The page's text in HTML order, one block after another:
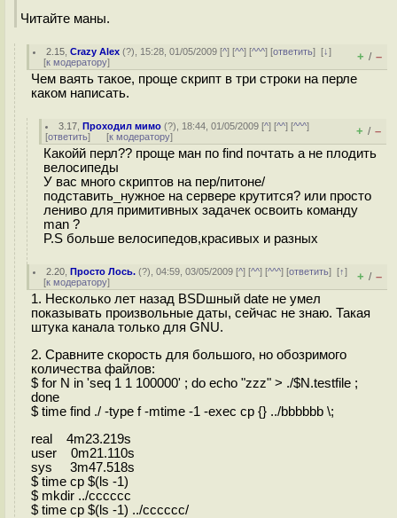
Читайте маны.
2.15 ,Crazy Alex (?), 15:28, 01/05/2009 [^] [^^] [^^^] [ответить][↓]
[к модератору] + / –
Чем ваять такое, проще скрипт в три строки на перле
каком написать.
3.17 ,Проходил мимо (?), 18:44, 01/05/2009 [^] [^^] [^^^]
[ответить] [к модератору] + / –
Какойй перл?? проще ман по find почтать а не плодить
велосипеды
У вас много скриптов на пер/питоне/
подставить_нужное на сервере крутится? или просто
лениво для примитивных задачек освоить команду
man ?
P.S больше велосипедов,красивых и разных
2.20 ,Просто Лось. (?), 04:59, 03/05/2009 [^] [^^] [^^^] [ответить][↑]
[к модератору] + / –
1. Несколько лет назад BSDшный date не умел
показывать произвольные даты, сейчас не знаю. Такая
штука канала только для GNU.
2. Сравните скорость для большого, но обозримого
количества файлов:
$ for N in 'seq 1 1 100000' ; do echo "zzz" > ./$N.testfile ;
done
$ time find ./ -type f -mtime -1 -exec cp {} ../bbbbbb \;
real 4m23.219s
user 0m21.110s
sys 3m47.518s
$ time cp $(ls -1)
$ mkdir ../cccccc
$ time cp $(ls -1) ../cccccc/